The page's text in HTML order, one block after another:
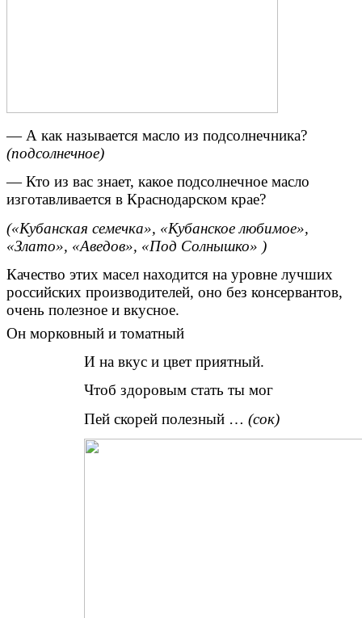
— А как называется масло из подсолнечника?
(подсолнечное)
— Кто из вас знает, какое подсолнечное масло
изготавливается в Краснодарском крае?
(«Кубанская семечка», «Кубанское любимое»,
«Злато», «Аведов», «Под Солнышко» )
Качество этих масел находится на уровне лучших
российских производителей, оно без консервантов,
очень полезное и вкусное.
Он морковный и томатный
И на вкус и цвет приятный.
Чтоб здоровым стать ты мог
Пей скорей полезный … (сок)